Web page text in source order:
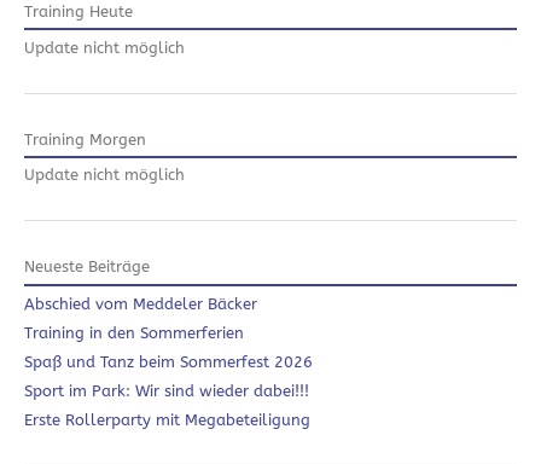
Training Heute
Update nicht möglich
Training Morgen
Update nicht möglich
Neueste Beiträge
Abschied vom Meddeler Bäcker
Training in den Sommerferien
Spaß und Tanz beim Sommerfest 2026
Sport im Park: Wir sind wieder dabei!!!
Erste Rollerparty mit Megabeteiligung